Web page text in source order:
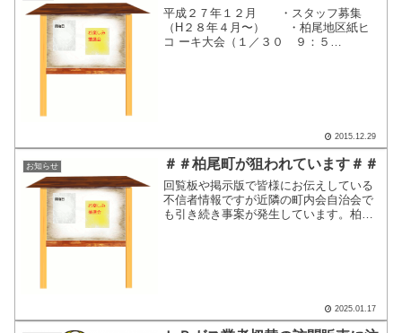
平成２７年１２月 ・スタッフ募集
（H２８年４月〜） ・柏尾地区紙ヒ
コ ーキ大会（１／３０ ９：５
2015.12.29
お知らせ ＃＃柏尾町が狙われています＃＃
回覧板や掲示版で皆様にお伝えしている
不信者情報ですが近隣の町内会自治会で
も引き続き事案が発生しています。柏尾
2025.01.17